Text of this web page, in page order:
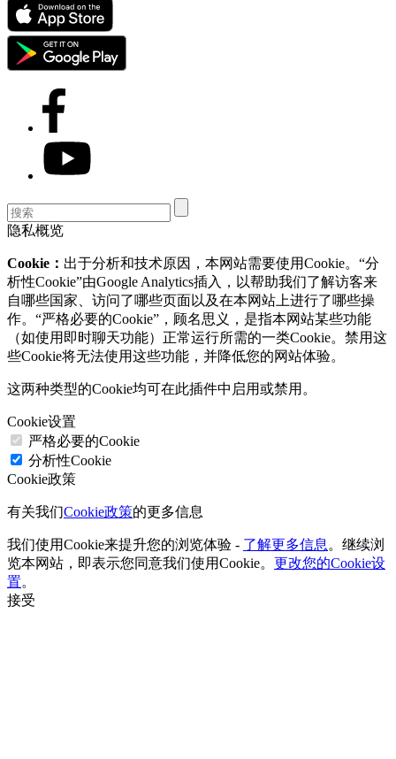
隐私概览
Cookie： 出于分析和技术原因，本网站需要使用Cookie。“分
析性Cookie”由Google Analytics插入，以帮助我们了解访客来
自哪些国家、访问了哪些页面以及在本网站上进行了哪些操
作。“严格必要的Cookie”，顾名思义，是指本网站某些功能
（如使用即时聊天功能）正常运行所需的一类Cookie。禁用这
些Cookie将无法使用这些功能，并降低您的网站体验。
这两种类型的Cookie均可在此插件中启用或禁用。
Cookie设置
严格必要的Cookie
分析性Cookie
Cookie政策
有关我们Cookie政策的更多信息
我们使用Cookie来提升您的浏览体验 - 了解更多信息 。继续浏
览本网站，即表示您同意我们使用Cookie。 更改您的Cookie设
置。
接受